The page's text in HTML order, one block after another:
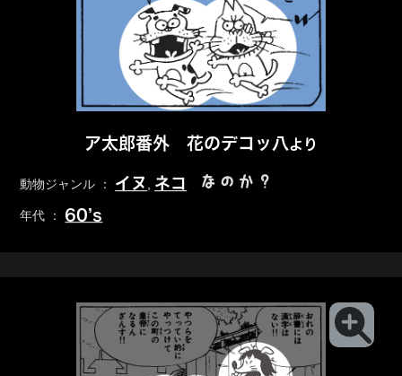
ア太郎番外 花のデコッ八より
動物ジャンル ： イヌ , ネコ なのか？
年代 ： 60’s